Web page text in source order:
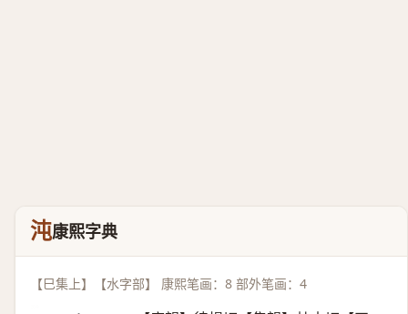
沌康熙字典
【巳集上】【水字部】 康熙笔画：8 部外笔画：4